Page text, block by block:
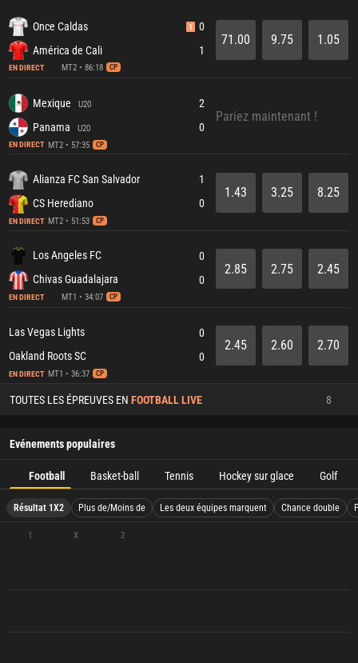
Once Caldas
América de Cali
EN DIRECT MT2 • 86:18 CP
0
1
1
71.00 9.75 1.05
Mexique U20
Panama U20
EN DIRECT MT2 • 57:35 CP
2
0
Pariez maintenant !
Alianza FC San Salvador
CS Herediano
EN DIRECT MT2 • 51:53 CP
1
0
1.43 3.25 8.25
Los Angeles FC
Chivas Guadalajara
EN DIRECT MT1 • 34:07 CP
0
0
2.85 2.75 2.45
Las Vegas Lights
Oakland Roots SC
EN DIRECT MT1 • 36:37 CP
0
0
2.45 2.60 2.70
TOUTES LES ÉPREUVES EN FOOTBALL LIVE 8
Evénements populaires
Football Basket-ball Tennis Hockey sur glace Golf
Résultat 1X2 Plus de/Moins de Les deux équipes marquent Chance double
1 X 2